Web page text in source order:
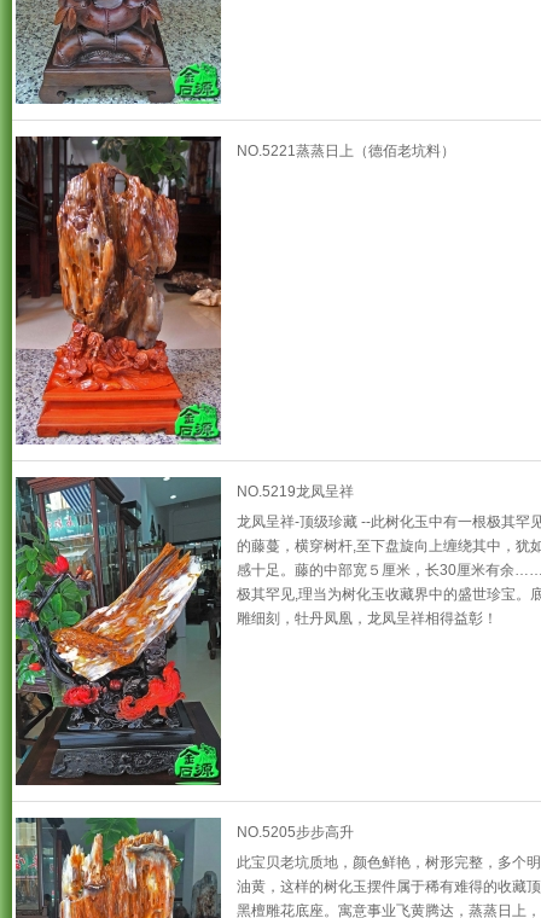
NO.5221蒸蒸日上（德佰老坑料）
NO.5219龙凤呈祥
龙凤呈祥-顶级珍藏 --此树化玉中有一根极其罕
的藤蔓，横穿树杆,至下盘旋向上缠绕其中，犹
感十足。藤的中部宽５厘米，长30厘米有余
极其罕见,理当为树化玉收藏界中的盛世珍宝。
雕细刻，牡丹凤凰，龙凤呈祥相得益彰！
NO.5205步步高升
此宝贝老坑质地，颜色鲜艳，树形完整，多个
油黄，这样的树化玉摆件属于稀有难得的收藏
黑檀雕花底座。寓意事业飞黄腾达，蒸蒸日上